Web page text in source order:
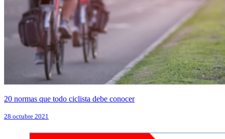
20 normas que todo ciclista debe conocer
28 octubre 2021